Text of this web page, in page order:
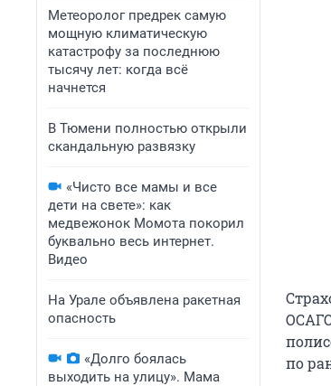
Метеоролог предрек самую
мощную климатическую
катастрофу за последнюю
тысячу лет: когда всё
начнется
В Тюмени полностью открыли
скандальную развязку
«Чисто все мамы и все
дети на свете»: как
медвежонок Момота покорил
буквально весь интернет.
Видео
На Урале объявлена ракетная
опасность
«Долго боялась
выходить на улицу». Мама
по